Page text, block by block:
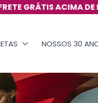
ACIMA DE R$350
NOSSOS 30